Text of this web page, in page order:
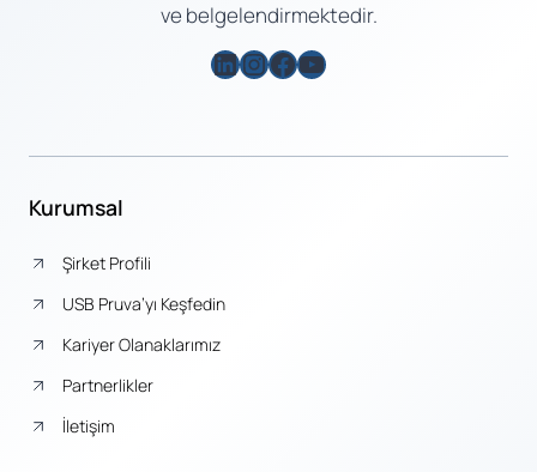
ve belgelendirmektedir.
LinkedIn
Instagram
Facebook
YouTube
Kurumsal
Şirket Profili
USB Pruva’yı Keşfedin
Kariyer Olanaklarımız
Partnerlikler
İletişim